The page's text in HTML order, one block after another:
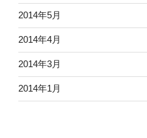
2014年5月
2014年4月
2014年3月
2014年1月